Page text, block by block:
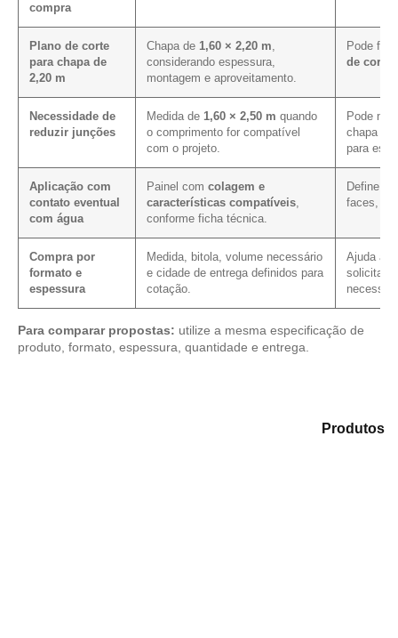
compra
Plano de corte
para chapa de
2,20 m
Chapa de 1,60 × 2,20 m
considerando espessura,
montagem e aproveitamento.
Pode
de corte
Necessidade de
reduzir junções
Medida de 1,60 × 2,50 m quando
o comprimento for compatível
com o projeto.
Pode
chapa
para
Aplicação com
contato eventual
com água
Painel com colagem e
características compatíveis
conforme ficha técnica.
Define
faces,
Compra por
formato e
espessura
Medida, bitola, volume necessário
e cidade de entrega definidos para
cotação.
Ajuda a
Para comparar propostas: utilize a mesma especificação de
produto, formato, espessura, quantidade e entrega.
Produtos